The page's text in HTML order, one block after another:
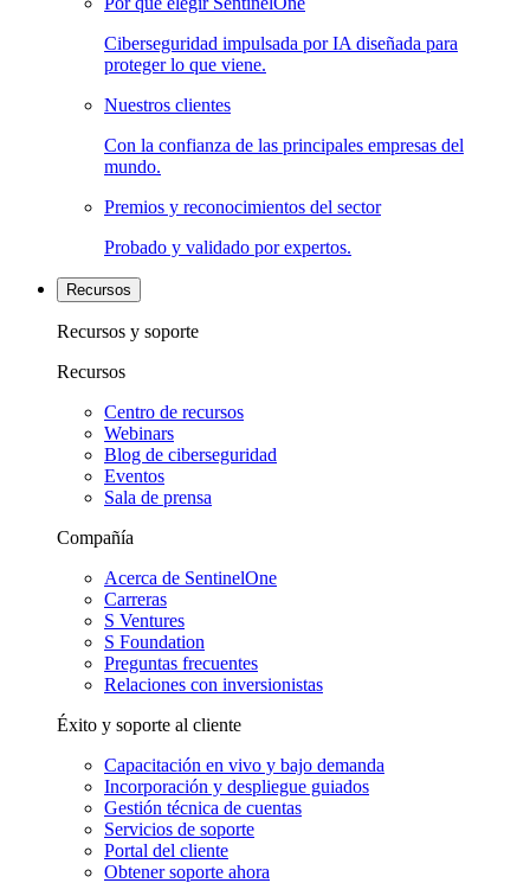
Ciberseguridad impulsada por IA diseñada para
proteger lo que viene.
Nuestros clientes
Con la confianza de las principales empresas del
mundo.
Premios y reconocimientos del sector
Probado y validado por expertos.
Recursos
Recursos y soporte
Recursos
Centro de recursos
Webinars
Blog de ciberseguridad
Eventos
Sala de prensa
Compañía
Acerca de SentinelOne
Carreras
S Ventures
S Foundation
Preguntas frecuentes
Relaciones con inversionistas
Éxito y soporte al cliente
Capacitación en vivo y bajo demanda
Incorporación y despliegue guiados
Gestión técnica de cuentas
Servicios de soporte
Portal del cliente
Obtener soporte ahora